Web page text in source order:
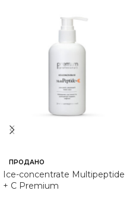
ПРОДАНО
Ice-concentrate Multipeptide
+ C Premium